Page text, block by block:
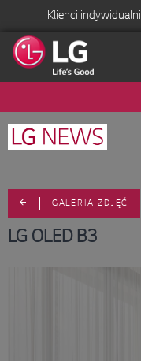
Klienci indywidualni
GALERIA ZDJĘĆ
LG OLED B3